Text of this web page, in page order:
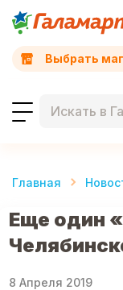
Выбрать
Главная
Еще один
8 Апреля 2019